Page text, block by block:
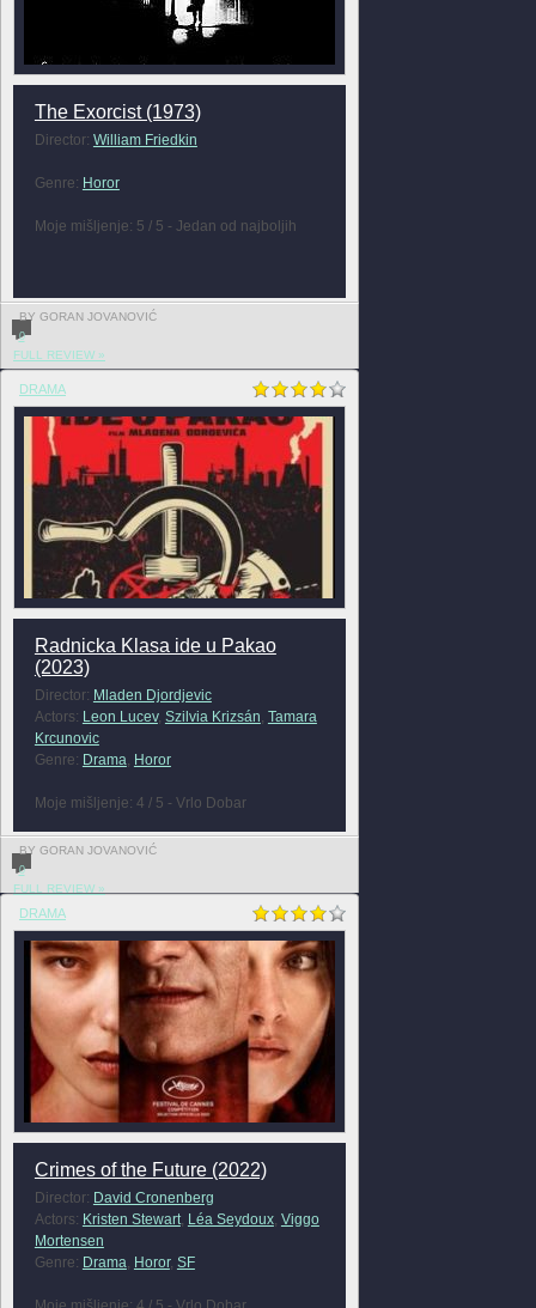
The Exorcist (1973)
Director: William Friedkin
Genre: Horor
Moje mišljenje: 5 / 5 - Jedan od najboljih
BY GORAN JOVANOVIĆ
0
FULL REVIEW »
DRAMA
Radnicka Klasa ide u Pakao
(2023)
Director: Mladen Djordjevic
Actors: Leon Lucev, Szilvia Krizsán Tamara
Krcunovic
Genre: Drama Horor
Moje mišljenje: 4 / 5 - Vrlo Dobar
BY GORAN JOVANOVIĆ
0
FULL REVIEW »
DRAMA
Crimes of the Future (2022)
Director: David Cronenberg
Actors: Kristen Stewart, Léa Seydoux, Viggo
Mortensen
Genre: Drama Horor, SF